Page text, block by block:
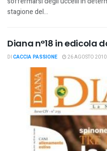
stagione del...
Diana n°18 in edicola
DI CACCIA PASSIONE 26 AGOSTO 2010